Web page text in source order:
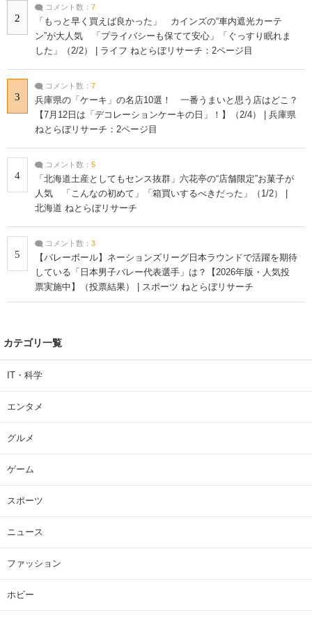
2
コメント数： 7
「もっと早く買えば良かった」 カインズの“車内遮光カーテ
ン”が大人気 「プライバシーも保てて安心」「ぐっすり眠れま
した」（2/2） | ライフ ねとらぼリサーチ：2ページ目
3
コメント数： 7
兵庫県の「ケーキ」の名店10選！ 一番うまいと思う店はどこ？
【7月12日は「デコレーションケーキの日」！】（2/4） | 兵庫県
ねとらぼリサーチ：2ページ目
4
コメント数： 5
「北海道土産としてもセンス抜群」六花亭の“店舗限定”お菓子が
人気 「こんなの初めて」「箱買いするべきだった」（1/2） |
北海道 ねとらぼリサーチ
5
コメント数： 3
【バレーボール】ネーションズリーグ日本ラウンドで活躍を期待
している「日本男子バレー代表選手」は？【2026年版・人気投
票実施中】（投票結果） | スポーツ ねとらぼリサーチ
カテゴリ一覧
IT・科学
エンタメ
グルメ
ゲーム
スポーツ
ニュース
ファッション
ホビー